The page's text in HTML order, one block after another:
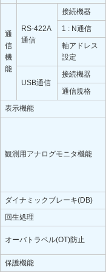
通
信
機
能
RS-422A
通信
接続機器
1 : N通信
軸アドレス
設定
USB通信
接続機器
通信規格
表示機能
観測用アナログモニタ機能
ダイナミックブレーキ(DB)
回生処理
オーバトラベル(OT)防止
保護機能